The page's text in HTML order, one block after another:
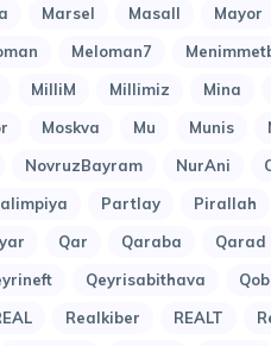
Marsel Masall Mayor
Meloman7
MilliM Millimiz Mina
Moskva Mu Munis
NovruzBayram NurAni
Partlay Pirallah
Qar Qaraba Qarad
Qeyrisabithava
Realkiber REALT